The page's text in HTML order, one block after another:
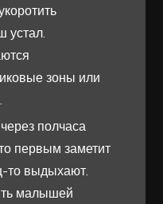
устал.
зоны или
полчаса
первым заметит
то выдыхают.
малышей